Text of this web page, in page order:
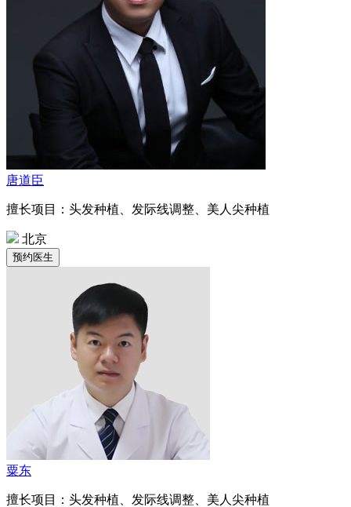
唐道臣
擅长项目：头发种植、发际线调整、美人尖种植
北京
粟东
擅长项目：头发种植、发际线调整、美人尖种植